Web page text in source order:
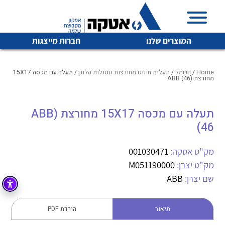
המוצרים שלנו חברות מייצגות
איכות | שרות | זמינות
אטקה בע”מ היא החברה הגדולה והמובילה בישראל בשיווק
מיתוג, בקרה , ואינסטלציה חשמלית ופעילה ב7 תחומים:
חשמל מיתוג ואינסטלציה חשמלית
קופסאות וארונות לחשמל, בקרה ואלקטרוניקה
לכל מוצרי היצרן לכל מוצרי היצרן
לכל מוצרי היצרן לכל מוצרי היצרן
Home
/ חשמל / תעלות חיווט מחורצות ונטולות הלוגן / תעלה עם מכסה 15X17
מחורצת (ABB (46
תעלה עם מכסה 15X17 מחורצת (ABB
(46
מק"ט אטקה: 001030471
מק"ט יצרן: M051190000
שם יצרן: ABB
תיאור הורדת PDF